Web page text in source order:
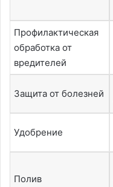
Профилактическая
обработка от
вредителей
Защита от болезней
Удобрение
Полив